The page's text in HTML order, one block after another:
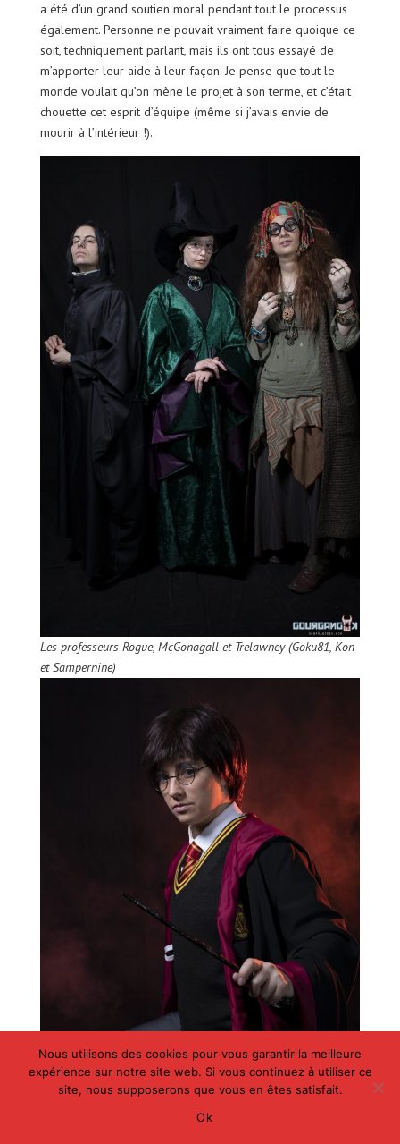
a été d’un grand soutien moral pendant tout le processus
également. Personne ne pouvait vraiment faire quoique ce
soit, techniquement parlant, mais ils ont tous essayé de
m’apporter leur aide à leur façon. Je pense que tout le
monde voulait qu’on mène le projet à son terme, et c’était
chouette cet esprit d’équipe (même si j’avais envie de
mourir à l’intérieur !).
Les professeurs Rogue, McGonagall et Trelawney (Goku81, Kon
et Sampernine)
Nous utilisons des cookies pour vous garantir la meilleure
expérience sur notre site web. Si vous continuez à utiliser ce
site, nous supposerons que vous en êtes satisfait.
Ok